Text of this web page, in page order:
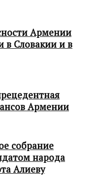
Армении
в Словакии и в
Армении
собрание
народа
Алиеву